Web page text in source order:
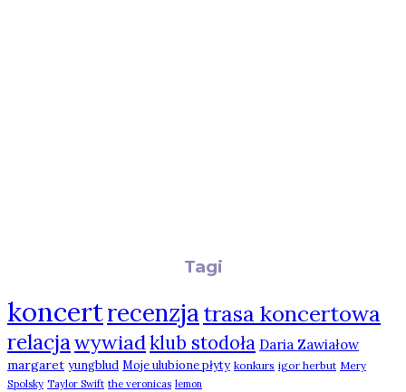
Tagi
koncertrecenzjatrasa koncertowa
relacjawywiadklub stodoła Daria Zawiałow
margaret yungblud Moje ulubione płyty konkurs igor herbut Mery
Spolsky Taylor Swift the veronicas lemon